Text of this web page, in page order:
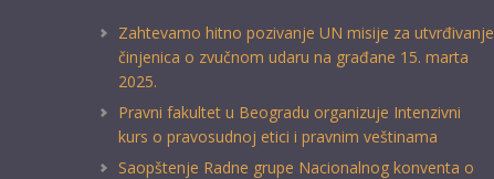
Zahtevamo hitno pozivanje UN misije za utvrđivanje
činjenica o zvučnom udaru na građane 15. marta
2025.
Pravni fakultet u Beogradu organizuje Intenzivni
kurs o pravosudnoj etici i pravnim veštinama
Saopštenje Radne grupe Nacionalnog konventa o